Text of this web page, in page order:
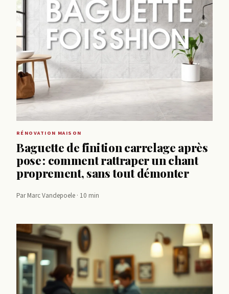
RÉNOVATION MAISON
Baguette de finition carrelage après
pose : comment rattraper un chant
proprement, sans tout démonter
Par Marc Vandepoele · 10 min